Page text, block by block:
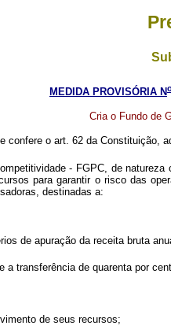
MEDIDA PROVISÓRIA N
Cria o Fundo de
confere o art. 62 da Constituição,
- FGPC, de
para garantir o risco das
destinadas a:
de apuração da receita bruta
transferência de quarenta por
de seus recursos;